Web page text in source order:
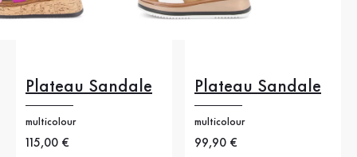
Plateau Sandale
multicolour
Neuer Preis
115,00 €
Plateau Sandale
multicolour
Neuer Preis
99,90 €